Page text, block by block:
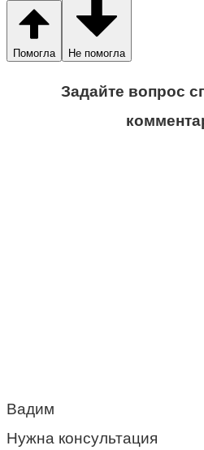
Помогла Не помогла
Задайте вопрос
Вадим
Нужна консультация